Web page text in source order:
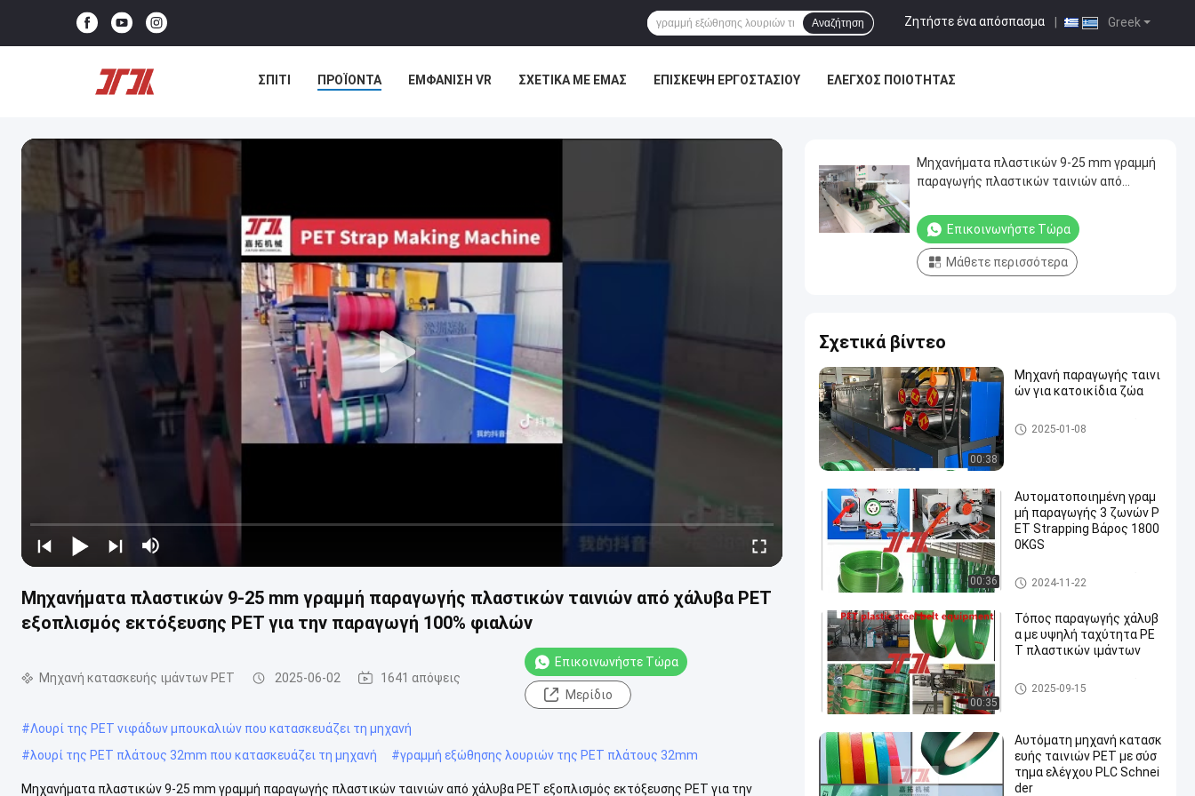
Greek
Ζητήστε ένα απόσπασμα
Αναζήτηση
ΣΠΊΤΙ ΠΡΟΪΌΝΤΑ ΕΜΦΆΝΙΣΗ VR ΣΧΕΤΙΚΆ ΜΕ ΕΜΆΣ ΕΠΙΣΚΕΨΉ ΕΡΓΟΣΤΑΣΊΟΥ ΈΛΕΓΧΟΣ ΠΟΙΌΤΗΤΑΣ
Μηχανήματα πλαστικών 9-25 mm γραμμή παραγωγής πλαστικών ταινιών από χάλυβα PET
εξοπλισμός εκτόξευσης PET για την παραγωγή 100% φιαλών
Μηχανή κατασκευής ιμάντων PET 2025-06-02 1641 απόψεις
Επικοινωνήστε Τώρα
Μερίδιο
#Λουρί της PET νιφάδων μπουκαλιών που κατασκευάζει τη μηχανή
#λουρί της PET πλάτους 32mm που κατασκευάζει τη μηχανή #γραμμή εξώθησης λουριών της PET πλάτους 32mm
Μηχανήματα πλαστικών 9-25 mm γραμμή παραγωγής πλαστικών ταινιών από χάλυβα PET εξοπλισμός εκτόξευσης PET για την
Μηχανήματα πλαστικών 9-25 mm γραμμή
παραγωγής πλαστικών ταινιών από
για την παραγωγή 100% φιαλών
Επικοινωνήστε Τώρα
Μάθετε περισσότερα
Σχετικά βίντεο
00:38
Μηχανή παραγωγής ταινι
ών για κατοικίδια ζώα
Μηχανή κατασκευής ιμάντω
ν PET
2025-01-08
00:36
Αυτοματοποιημένη γραμ
μή παραγωγής 3 ζωνών P
ET Strapping Βάρος 1800
0KGS
Μηχανή κατασκευής ιμάντω
ν PET
2024-11-22
00:35
Τόπος παραγωγής χάλυβ
α με υψηλή ταχύτητα PE
T πλαστικών ιμάντων
Μηχανή κατασκευής ιμάντω
ν PET
2025-09-15
Αυτόματη μηχανή κατασκ
ευής ταινιών PET με σύσ
τημα ελέγχου PLC Schnei
der